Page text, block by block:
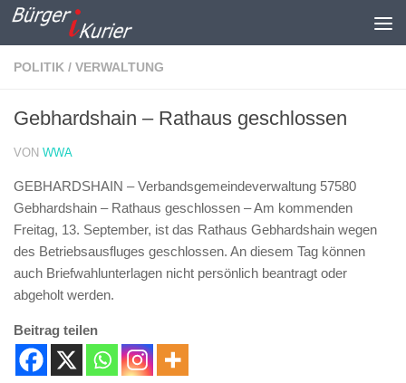
Zum Inhalt springen
POLITIK / VERWALTUNG
Gebhardshain – Rathaus geschlossen
VON WWA
GEBHARDSHAIN – Verbandsgemeindeverwaltung 57580
Gebhardshain – Rathaus geschlossen –Am kommenden
Freitag, 13. September, ist das Rathaus Gebhardshain wegen
des Betriebsausfluges geschlossen. An diesem Tag können
auch Briefwahlunterlagen nicht persönlich beantragt oder
abgeholt werden.
Beitrag teilen